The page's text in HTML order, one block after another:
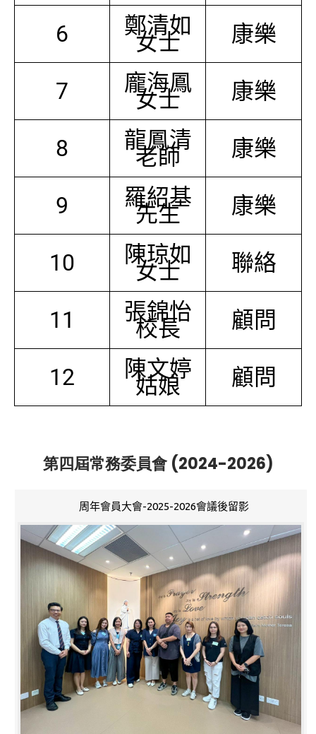
6 鄭清如
女士 康樂
7 龐海鳳
女士 康樂
8 龍鳳清
老師 康樂
9 羅紹基
先生 康樂
10 陳琼如
女士 聯絡
11 張錦怡
校長 顧問
12 陳文婷
姑娘 顧問
第四屆常務委員會 (2024-2026)
周年會員大會-2025-2026會議後留影